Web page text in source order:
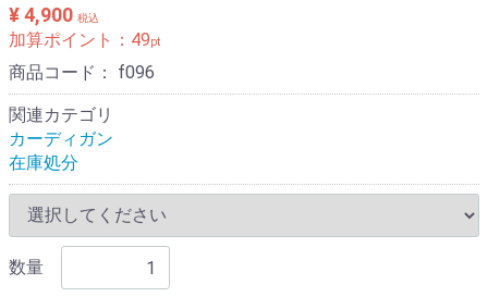
¥ 4,900 税込
加算ポイント： 49pt
商品コード： f096
関連カテゴリ
カーディガン
在庫処分
数量